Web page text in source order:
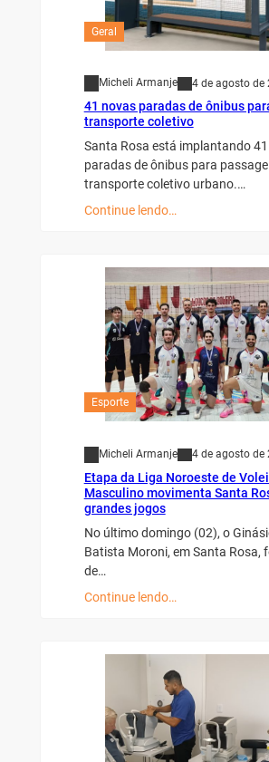
Geral
Micheli Armanje 4 de agosto de
41 novas paradas de ônibus
transporte coletivo
Santa Rosa está implantando
paradas de ônibus para
transporte coletivo urbano.…
Continue lendo…
Esporte
Micheli Armanje 4 de agosto de
Etapa da Liga Noroeste de
Masculino movimenta Santa
grandes jogos
No último domingo (02), o
Batista Moroni, em Santa Rosa,
de…
Continue lendo…